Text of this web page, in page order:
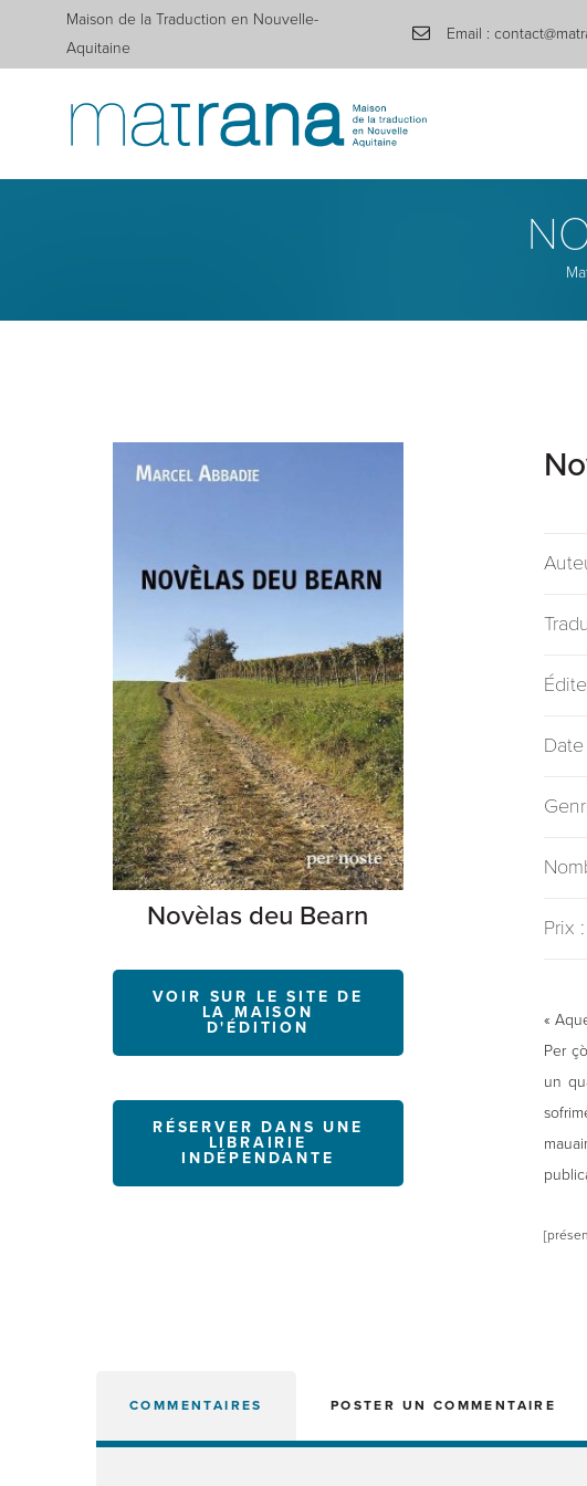
Maison de la Traduction en Nouvelle-
Aquitaine
Email :
Novèlas deu Bearn
VOIR SUR LE SITE DE
LA MAISON
D'ÉDITION
RÉSERVER DANS UNE
LIBRAIRIE
INDÉPENDANTE
Prix :
«
Per
un
COMMENTAIRES POSTER UN COMMENTAIRE